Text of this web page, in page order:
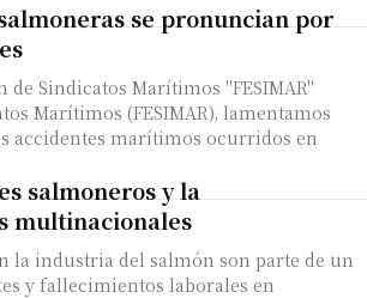
se pronuncian por
de Sindicatos Marítimos "FESIMAR"
Marítimos (FESIMAR), lamentamos
accidentes marítimos ocurridos en
salmoneros y la
multinacionales
la industria del salmón son parte de un
y fallecimientos laborales en